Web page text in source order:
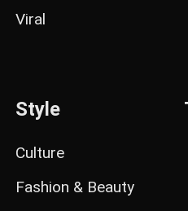
Viral
Style
Culture
Fashion & Beauty